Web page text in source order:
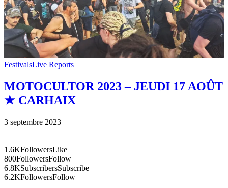
FestivalsLive Reports
MOTOCULTOR 2023 – JEUDI 17 AOÛT
★ CARHAIX
3 septembre 2023
1.6KFollowersLike
800FollowersFollow
6.8KSubscribersSubscribe
6.2KFollowersFollow